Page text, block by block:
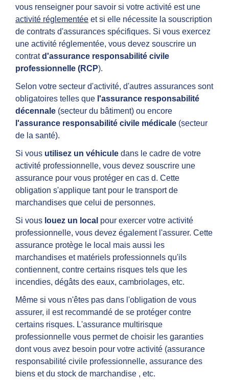
vous renseigner pour savoir si votre activité est une
activité réglementée et si elle nécessite la souscription
de contrats d'assurances spécifiques. Si vous exercez
une activité réglementée, vous devez souscrire un
contratd'assurance responsabilité civile
professionnelle (RCP).
Selon votre secteur d'activité, d'autres assurances sont
obligatoires telles que l'assurance responsabilité
décennale (secteur du bâtiment) ou encore
l'assurance responsabilité civile médicale (secteur
de la santé).
Si vous utilisez un véhicule dans le cadre de votre
activité professionnelle, vous devez souscrire une
assurance pour vous protéger en cas d. Cette
obligation s'applique tant pour le transport de
marchandises que celui de personnes.
Si vous louez un local pour exercer votre activité
professionnelle, vous devez également l'assurer. Cette
assurance protège le local mais aussi les
marchandises et matériels professionnels qu'ils
contiennent, contre certains risques tels que les
incendies, dégâts des eaux, cambriolages, etc.
Même si vous n'êtes pas dans l'obligation de vous
assurer, il est recommandé de se protéger contre
certains risques. L'assurance multirisque
professionnelle vous permet de choisir les garanties
dont vous avez besoin pour votre activité (assurance
responsabilité civile professionnelle, assurance des
biens et du stock de marchandise , etc.